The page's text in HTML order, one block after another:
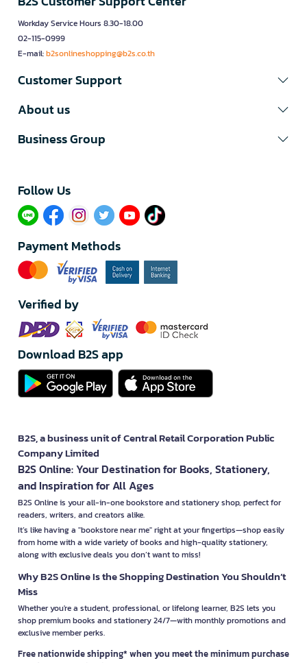
Workday Service Hours 8.30-18.00
02-115-0999
E-mail:b2sonlineshopping@b2s.co.th
Customer Support
About us
Business Group
Follow Us​
Payment Methods
Verified by
Download B2S app
B2S, a business unit of Central Retail Corporation Public
Company Limited
B2S Online: Your Destination for Books, Stationery,
and Inspiration for All Ages
B2S Online is your all-in-one bookstore and stationery shop, perfect for
readers, writers, and creators alike.
It’s like having a "bookstore near me" right at your fingertips—shop easily
from home with a wide variety of books and high-quality stationery,
along with exclusive deals you don’t want to miss!
Why B2S Online Is the Shopping Destination You Shouldn’t
Miss
Whether you're a student, professional, or lifelong learner, B2S lets you
shop premium books and stationery 24/7—with monthly promotions and
exclusive member perks.
Free nationwide shipping* when you meet the minimum purchase